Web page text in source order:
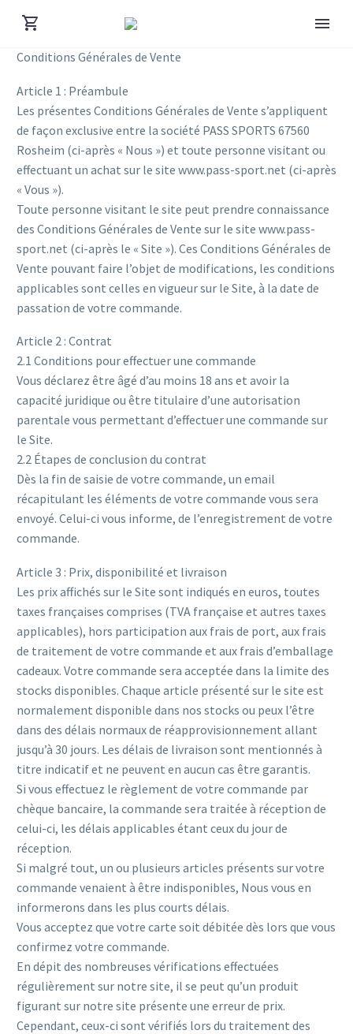
Conditions Générales de Vente
Article 1 : Préambule
Les présentes Conditions Générales de Vente s’appliquent
de façon exclusive entre la société PASS SPORTS 67560
Rosheim (ci-après « Nous ») et toute personne visitant ou
effectuant un achat sur le site www.pass-sport.net (ci-après
« Vous »).
Toute personne visitant le site peut prendre connaissance
des Conditions Générales de Vente sur le site www.pass-
sport.net (ci-après le « Site »). Ces Conditions Générales de
Vente pouvant faire l’objet de modifications, les conditions
applicables sont celles en vigueur sur le Site, à la date de
passation de votre commande.
Article 2 : Contrat
2.1 Conditions pour effectuer une commande
Vous déclarez être âgé d’au moins 18 ans et avoir la
capacité juridique ou être titulaire d’une autorisation
parentale vous permettant d’effectuer une commande sur
le Site.
2.2 Étapes de conclusion du contrat
Dès la fin de saisie de votre commande, un email
récapitulant les éléments de votre commande vous sera
envoyé. Celui-ci vous informe, de l’enregistrement de votre
commande.
Article 3 : Prix, disponibilité et livraison
Les prix affichés sur le Site sont indiqués en euros, toutes
taxes françaises comprises (TVA française et autres taxes
applicables), hors participation aux frais de port, aux frais
de traitement de votre commande et aux frais d’emballage
cadeaux. Votre commande sera acceptée dans la limite des
stocks disponibles. Chaque article présenté sur le site est
normalement disponible dans nos stocks ou peux l’être
dans des délais normaux de réapprovisionnement allant
jusqu’à 30 jours. Les délais de livraison sont mentionnés à
titre indicatif et ne peuvent en aucun cas être garantis.
Si vous effectuez le règlement de votre commande par
chèque bancaire, la commande sera traitée à réception de
celui-ci, les délais applicables étant ceux du jour de
réception.
Si malgré tout, un ou plusieurs articles présents sur votre
commande venaient à être indisponibles, Nous vous en
informerons dans les plus courts délais.
Vous acceptez que votre carte soit débitée dès lors que vous
confirmez votre commande.
En dépit des nombreuses vérifications effectuées
régulièrement sur notre site, il se peut qu’un produit
figurant sur notre site présente une erreur de prix.
Cependant, ceux-ci sont vérifiés lors du traitement des